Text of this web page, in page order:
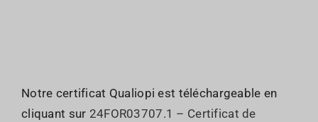
Notre certificat Qualiopi est téléchargeable en
cliquant sur 24FOR03707.1 – Certificat de